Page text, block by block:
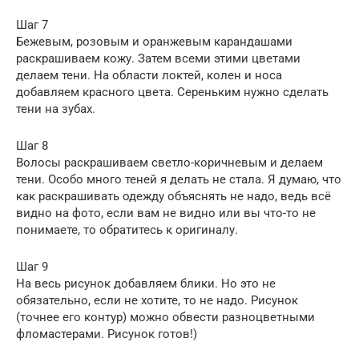
Шаг 7
Бежевым, розовым и оранжевым карандашами
раскрашиваем кожу. Затем всеми этими цветами
делаем тени. На области локтей, колен и носа
добавляем красного цвета. Сереньким нужно сделать
тени на зубах.
Шаг 8
Волосы раскрашиваем светло-коричневым и делаем
тени. Особо много теней я делать не стала. Я думаю, что
как раскрашивать одежду объяснять не надо, ведь всё
видно на фото, если вам не видно или вы что-то не
понимаете, то обратитесь к оригиналу.
Шаг 9
На весь рисунок добавляем блики. Но это не
обязательно, если не хотите, то не надо. Рисунок
(точнее его контур) можно обвести разноцветными
фломастерами. Рисунок готов!)